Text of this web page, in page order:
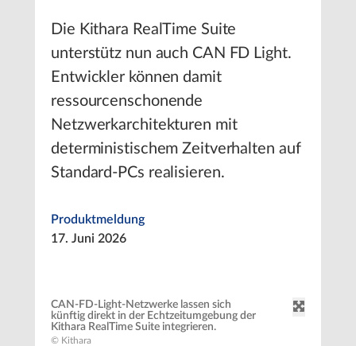
Die Kithara RealTime Suite
unterstütz nun auch CAN FD Light.
Entwickler können damit
ressourcenschonende
Netzwerkarchitekturen mit
deterministischem Zeitverhalten auf
Standard-PCs realisieren.
Produktmeldung
17. Juni 2026
CAN-FD-Light-Netzwerke lassen sich
künftig direkt in der Echtzeitumgebung der
Kithara RealTime Suite integrieren.
© Kithara